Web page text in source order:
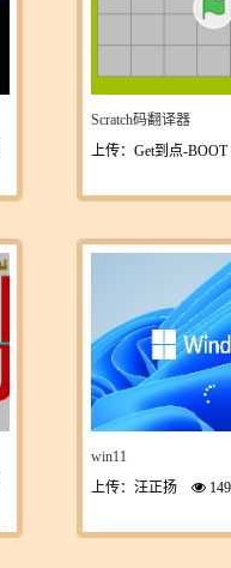
Scratch码翻译器
上传：Get到点-
win11
上传：汪正扬